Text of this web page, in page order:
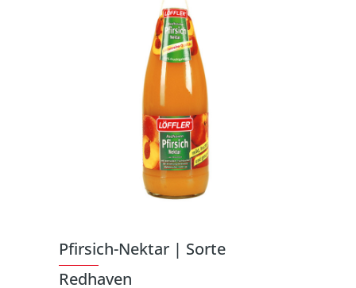
Pfirsich-Nektar | Sorte
Redhaven